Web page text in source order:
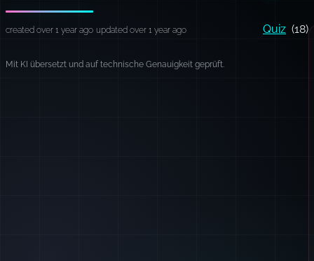
created over 1 year ago updated over 1 year ago Quiz (18)
Mit KI übersetzt und auf technische Genauigkeit geprüft.